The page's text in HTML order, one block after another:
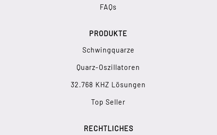
FAQs
PRODUKTE
Schwingquarze
Quarz-Oszillatoren
32.768 KHZ Lösungen
Top Seller
RECHTLICHES